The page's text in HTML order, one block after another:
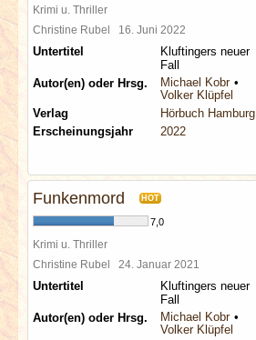
Krimi u. Thriller
Christine Rubel 16. Juni 2022
Untertitel
Kluftingers neuer
Fall
Autor(en) oder Hrsg.
Michael Kobr
Volker Klüpfel
Verlag
Hörbuch Hamburg
Erscheinungsjahr
2022
Funkenmord HOT
7,0
Krimi u. Thriller
Christine Rubel 24. Januar 2021
Untertitel
Kluftingers neuer
Fall
Autor(en) oder Hrsg.
Michael Kobr
Volker Klüpfel